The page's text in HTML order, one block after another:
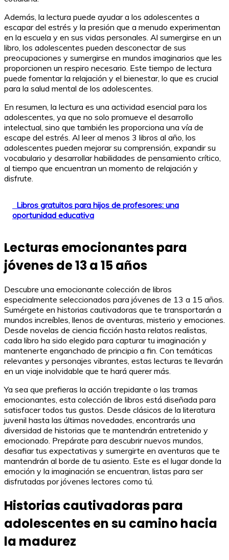
Además, la lectura puede ayudar a los adolescentes a
escapar del estrés y la presión que a menudo experimentan
en la escuela y en sus vidas personales. Al sumergirse en un
libro, los adolescentes pueden desconectar de sus
preocupaciones y sumergirse en mundos imaginarios que les
proporcionen un respiro necesario. Este tiempo de lectura
puede fomentar la relajación y el bienestar, lo que es crucial
para la salud mental de los adolescentes.
En resumen, la lectura es una actividad esencial para los
adolescentes, ya que no solo promueve el desarrollo
intelectual, sino que también les proporciona una vía de
escape del estrés. Al leer al menos 3 libros al año, los
adolescentes pueden mejorar su comprensión, expandir su
vocabulario y desarrollar habilidades de pensamiento crítico,
al tiempo que encuentran un momento de relajación y
disfrute.
Libros gratuitos para hijos de profesores: una
oportunidad educativa
Lecturas emocionantes para
jóvenes de 13 a 15 años
Descubre una emocionante colección de libros
especialmente seleccionados para jóvenes de 13 a 15 años.
Sumérgete en historias cautivadoras que te transportarán a
mundos increíbles, llenos de aventuras, misterio y emociones.
Desde novelas de ciencia ficción hasta relatos realistas,
cada libro ha sido elegido para capturar tu imaginación y
mantenerte enganchado de principio a fin. Con temáticas
relevantes y personajes vibrantes, estas lecturas te llevarán
en un viaje inolvidable que te hará querer más.
Ya sea que prefieras la acción trepidante o las tramas
emocionantes, esta colección de libros está diseñada para
satisfacer todos tus gustos. Desde clásicos de la literatura
juvenil hasta las últimas novedades, encontrarás una
diversidad de historias que te mantendrán entretenido y
emocionado. Prepárate para descubrir nuevos mundos,
desafiar tus expectativas y sumergirte en aventuras que te
mantendrán al borde de tu asiento. Este es el lugar donde la
emoción y la imaginación se encuentran, listas para ser
disfrutadas por jóvenes lectores como tú.
Historias cautivadoras para
adolescentes en su camino hacia
la madurez